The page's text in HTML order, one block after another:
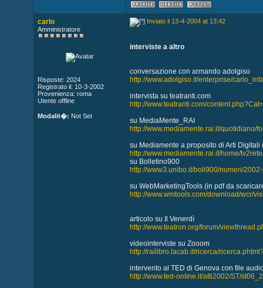
carlo
Amministratore
Risposte: 2024
Registrato il: 10-3-2002
Provenienza: roma
Utente offline
Modalit�: Not Set
Inviato il 13-4-2004 at 13:42
interviste a altro
conversazione con armando adolgiso
http://www.adolgiso.it/enterprise/
intervista su teatranti.com
http://www.teatranti.com/
su MediaMente_RAI
http://www.mediamente.rai.it/quotidiano/
su Mediamente a proposito di Arti Digitali
http://www.mediamente.rai.it/home/
su Bolletino900
http://www3.unibo.it/boll900/numeri/
su WebMarketingTools (in pdf da
http://www.wmtools.com/download/wcr/
articolo su Il Venerdì
http://www.teatron.org/forum/
videointerviste su Zooom
http://railibro.lacab.it/ricerca/
intervento al TED di Genova con file
http://www.ted-online.it/atti2002/ST/